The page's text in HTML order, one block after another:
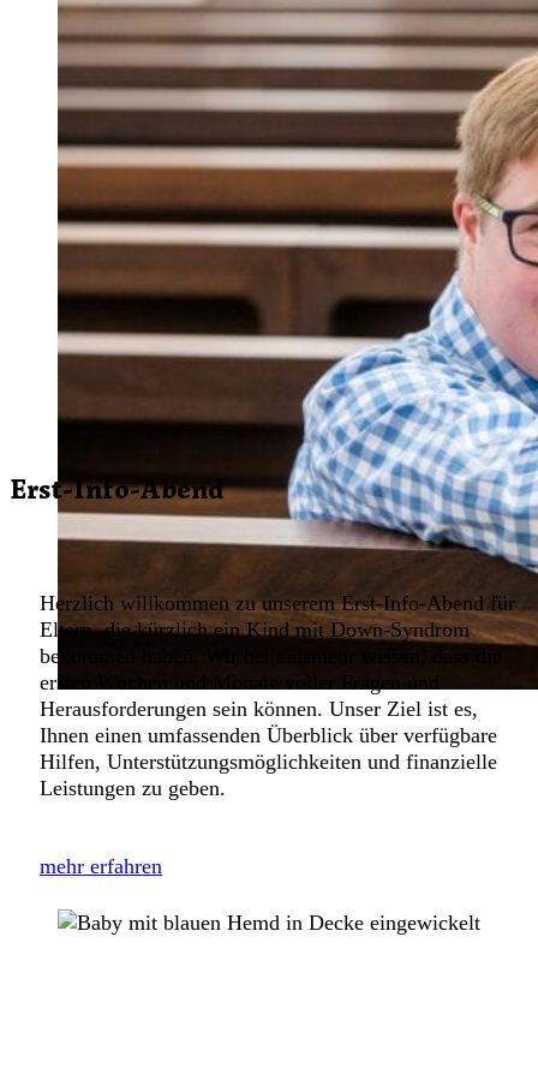
Erst-Info-Abend
Herzlich willkommen zu unserem Erst-Info-Abend für
Eltern, die kürzlich ein Kind mit Down-Syndrom
bekommen haben. Wir bei einsmehr wissen, dass die
ersten Wochen und Monate voller Fragen und
Herausforderungen sein können. Unser Ziel ist es,
Ihnen einen umfassenden Überblick über verfügbare
Hilfen, Unterstützungsmöglichkeiten und finanzielle
Leistungen zu geben.
mehr erfahren